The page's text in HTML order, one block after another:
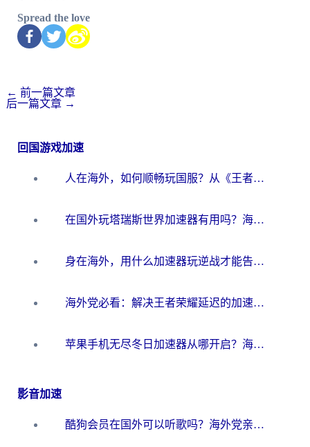
Spread the love
← 前一篇文章
后一篇文章 →
回国游戏加速
人在海外，如何顺畅玩国服？从《王者荣耀》到《云图计划》的加速器终极指南
在国外玩塔瑞斯世界加速器有用吗？海外玩家亲测后的真实答案
身在海外，用什么加速器玩逆战才能告别延迟？
海外党必看：解决王者荣耀延迟的加速器终极指南——从EVE到猫和老鼠，一个工具全搞定
苹果手机无尽冬日加速器从哪开启？海外玩家的冬日生存指南
影音加速
酷狗会员在国外可以听歌吗？海外党亲测有效：3步解决音乐权限难题